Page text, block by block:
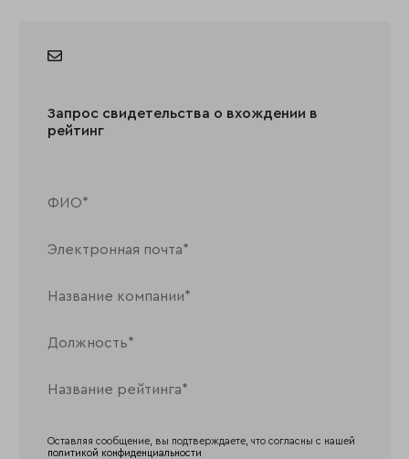
Запрос свидетельства о вхождении в
рейтинг
Оставляя сообщение, вы подтверждаете, что согласны с нашей
политикой конфиденциальности